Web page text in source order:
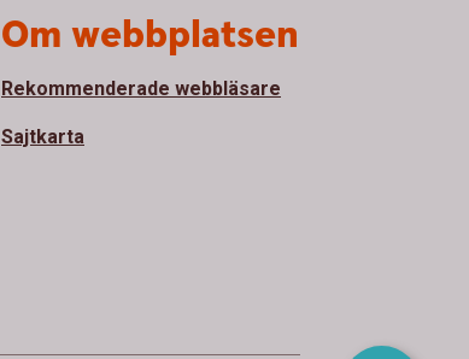
Om webbplatsen
Rekommenderade webbläsare
Sajtkarta